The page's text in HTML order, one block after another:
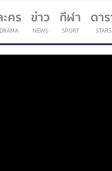
คร
DRAMA
ข่าว
NEWS
กีฬา
SPORT
ดา
STARS